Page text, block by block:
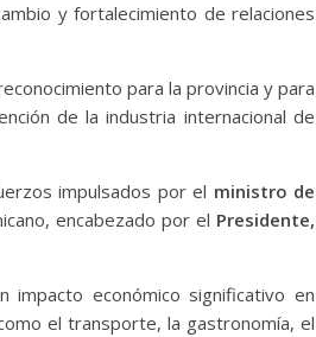
y fortalecimiento de relaciones
para la provincia y para
de la industria internacional de
impulsados por el ministro de
encabezado por el Presidente,
impacto económico significativo en
el transporte, la gastronomía, el